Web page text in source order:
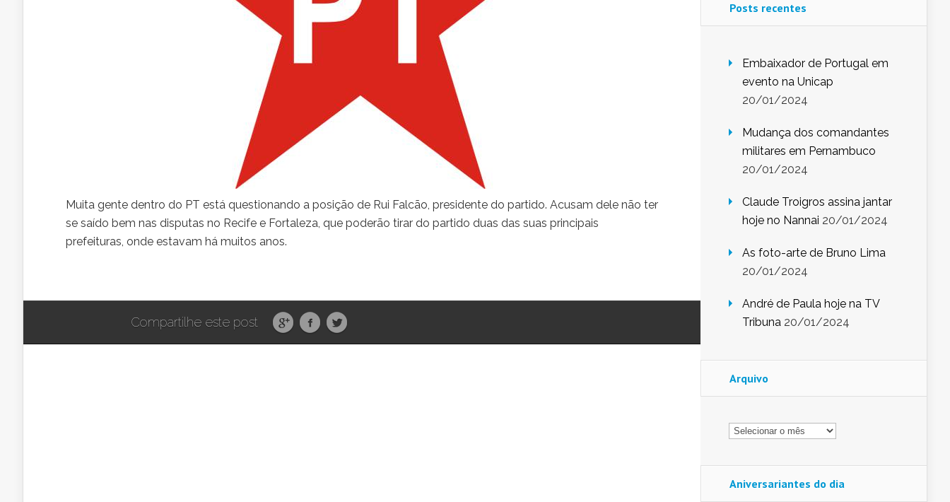
Muita gente dentro do PT está questionando a posição de Rui Falcão, presidente do partido. Acusam dele não ter
se saído bem nas disputas no Recife e Fortaleza, que poderão tirar do partido duas das suas principais
prefeituras, onde estavam há muitos anos.
Compartilhe este post
Posts recentes
Embaixador de Portugal em
evento na Unicap
20/01/2024
Mudança dos comandantes
militares em Pernambuco
20/01/2024
Claude Troigros assina jantar
hoje no Nannai 20/01/2024
As foto-arte de Bruno Lima
20/01/2024
André de Paula hoje na TV
Tribuna 20/01/2024
Arquivo
Arquivo
Aniversariantes do dia